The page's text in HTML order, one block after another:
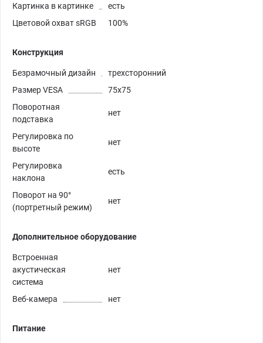
Картинка в картинке
есть
Цветовой охват sRGB
100%
Конструкция
Безрамочный дизайн
трехсторонний
Размер VESA
75x75
Поворотная
подставка
нет
Регулировка по
высоте
нет
Регулировка
наклона
есть
Поворот на 90°
(портретный режим)
нет
Дополнительное оборудование
Встроенная
акустическая
система
нет
Веб-камера нет
Питание